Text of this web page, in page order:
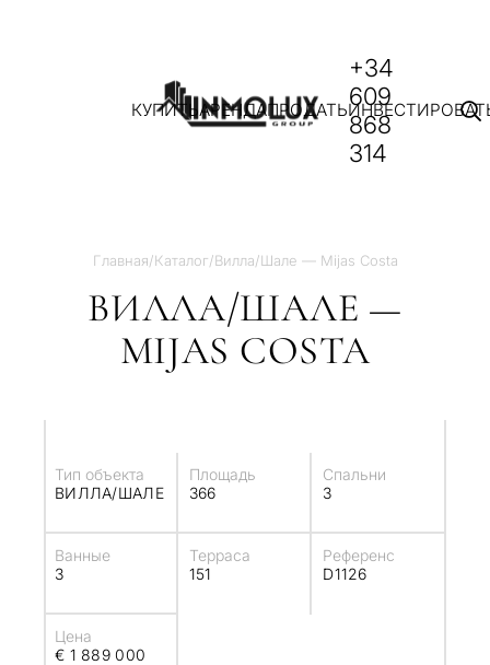
КУПИТЬАРЕНДАПРОДАТЬ
+34
609
868
314
Главная/Каталог/Вилла/Шале — Mijas Costa
ВИЛЛА/ШАЛЕ —
MIJAS COSTA
Тип объекта
ВИЛЛА/ШАЛЕ
Площадь
366
Спальни
3
Ванные
3
Терраса
151
Референс
D1126
Цена
€ 1 889 000